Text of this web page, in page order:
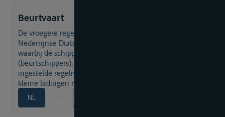
Beurtvaart
de vroegere regelmatige scheepvaart tussen de
Nederrijnse-Duitse, Nederlandse en Belgische steden
waarbij de schippers in vastgestelde volgorde vaarden
(beurtschippers); later was dit de door bepaalde rederijen
ingestelde regelmatige scheepvaart in stukgoederen en
kleine ladingen massagoederen.
NL